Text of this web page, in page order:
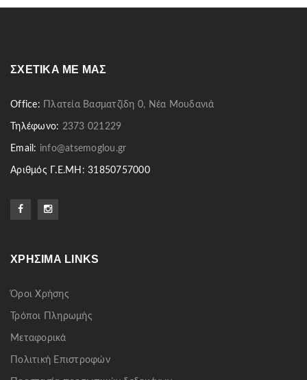
ΣΧΕΤΙΚΆ ΜΕ ΜΑΣ
Office: Πλατεία Βασματζίδη 0, Νέα Μουδανιά
Τηλέφωνο: 2373 021229
Email: info@atsemoglou.gr
Αριθμός Γ.Ε.ΜΗ: 31850757000
ΧΡΉΣΙΜΑ LINKS
Όροι Χρήσης
Τρόποι Πληρωμής
Μεταφορικά
Πολιτική Επιστροφών